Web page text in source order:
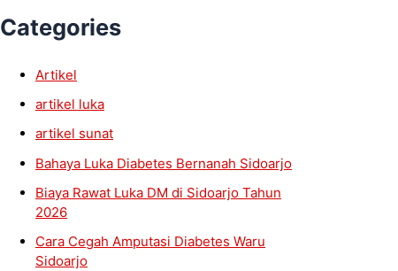
Categories
Artikel
artikel luka
artikel sunat
Bahaya Luka Diabetes Bernanah Sidoarjo
Biaya Rawat Luka DM di Sidoarjo Tahun
2026
Cara Cegah Amputasi Diabetes Waru
Sidoarjo